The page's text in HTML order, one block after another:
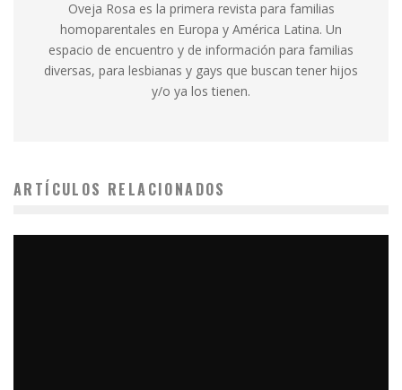
Oveja Rosa es la primera revista para familias
homoparentales en Europa y América Latina. Un
espacio de encuentro y de información para familias
diversas, para lesbianas y gays que buscan tener hijos
y/o ya los tienen.
ARTÍCULOS RELACIONADOS